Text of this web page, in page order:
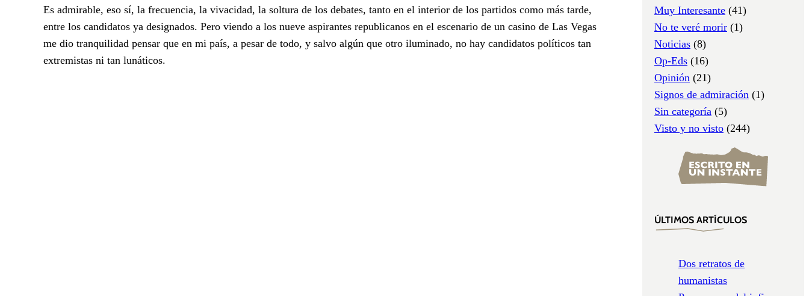
Es admirable, eso sí, la frecuencia, la vivacidad, la soltura de los debates, tanto en el interior de los partidos como más tarde,
entre los candidatos ya designados. Pero viendo a los nueve aspirantes republicanos en el escenario de un casino de Las Vegas
me dio tranquilidad pensar que en mi país, a pesar de todo, y salvo algún que otro iluminado, no hay candidatos políticos tan
extremistas ni tan lunáticos.
Muy Interesante (41)
No te veré morir (1)
Noticias (8)
Op-Eds (16)
Opinión (21)
Signos de admiración (1)
Sin categoría (5)
Visto y no visto (244)
ÚLTIMOS ARTÍCULOS
Dos retratos de
humanistas